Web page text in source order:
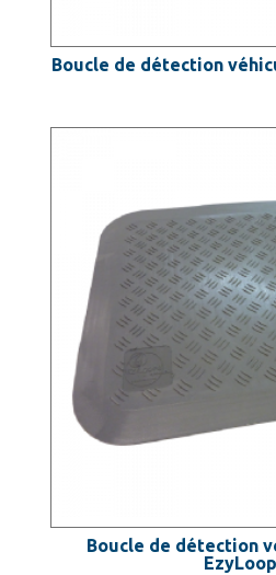
Boucle de détection
Boucle de détection